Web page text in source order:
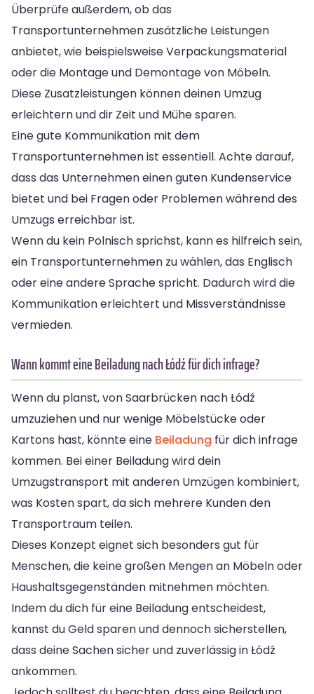
Überprüfe außerdem, ob das
Transportunternehmen zusätzliche Leistungen
anbietet, wie beispielsweise Verpackungsmaterial
oder die Montage und Demontage von Möbeln.
Diese Zusatzleistungen können deinen Umzug
erleichtern und dir Zeit und Mühe sparen.
Eine gute Kommunikation mit dem
Transportunternehmen ist essentiell. Achte darauf,
dass das Unternehmen einen guten Kundenservice
bietet und bei Fragen oder Problemen während des
Umzugs erreichbar ist.
Wenn du kein Polnisch sprichst, kann es hilfreich sein,
ein Transportunternehmen zu wählen, das Englisch
oder eine andere Sprache spricht. Dadurch wird die
Kommunikation erleichtert und Missverständnisse
vermieden.
Wann kommt eine Beiladung nach Łódź für dich infrage?
Wenn du planst, von Saarbrücken nach Łódź
umzuziehen und nur wenige Möbelstücke oder
Kartons hast, könnte eine Beiladung für dich infrage
kommen. Bei einer Beiladung wird dein
Umzugstransport mit anderen Umzügen kombiniert,
was Kosten spart, da sich mehrere Kunden den
Transportraum teilen.
Dieses Konzept eignet sich besonders gut für
Menschen, die keine großen Mengen an Möbeln oder
Haushaltsgegenständen mitnehmen möchten.
Indem du dich für eine Beiladung entscheidest,
kannst du Geld sparen und dennoch sicherstellen,
dass deine Sachen sicher und zuverlässig in Łódź
ankommen.